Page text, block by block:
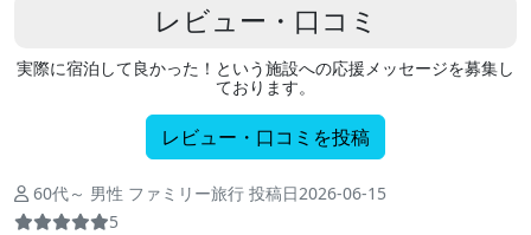
レビュー・口コミ
実際に宿泊して良かった！という施設への応援メッセージを募集し
ております。
レビュー・口コミを投稿
60代～ 男性 ファミリー旅行 投稿日2026-06-15
5